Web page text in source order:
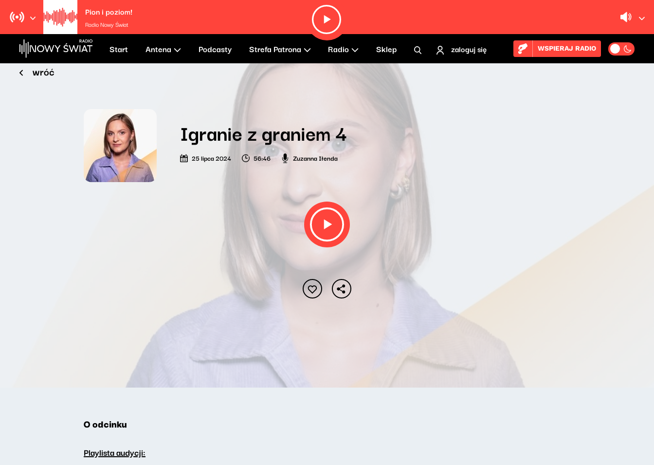
Pion i poziom!
Radio Nowy Świat
Start Antena Podcasty Strefa Patrona Radio Sklep zaloguj się WSPIERAJ RADIO
wróć
Igranie z graniem 4
25 lipca 2024 56:46 Zuzanna Iłenda
O odcinku
Playlista audycji: